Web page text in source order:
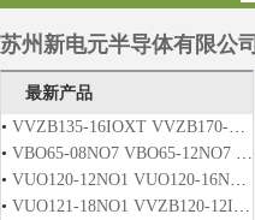
苏州新电元半导体有限公司
最新产品
• VVZB135-16IOXT VVZB170-16IOXT
• VBO65-08NO7 VBO65-12NO7 VBO65-14NO7 VBO65-16NO7 VBO65-18NO7
• VUO120-12NO1 VUO120-16NO1 VUO120-12NO2T VUO120-16NO2T
• VUO121-18NO1 VVZB120-12IO1 VVZB120-12IO2 VVZB120-16IOX